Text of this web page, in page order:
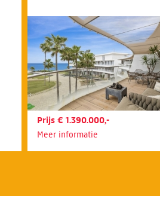
Prijs € 1.390.000,-
Meer informatie